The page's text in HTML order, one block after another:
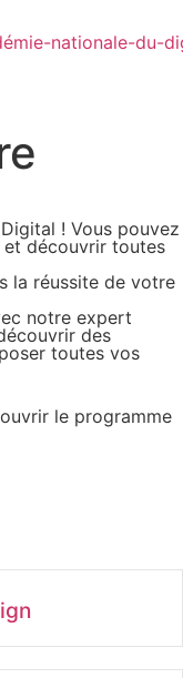
! Vous pouvez
et découvrir toutes
la réussite de votre
notre expert
des
toutes vos
le programme